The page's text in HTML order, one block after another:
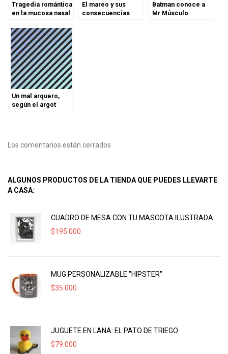
Tragedia romántica
en la mucosa nasal
El mareo y sus
consecuencias
Batman conoce a
Mr Músculo
Un mal arquero,
según el argot
Los comentarios están cerrados
ALGUNOS PRODUCTOS DE LA TIENDA QUE PUEDES LLEVARTE
A CASA:
CUADRO DE MESA CON TU MASCOTA ILUSTRADA
$195.000
MUG PERSONALIZABLE "HIPSTER"
$35.000
JUGUETE EN LANA: EL PATO DE TRIEGO
$79.000